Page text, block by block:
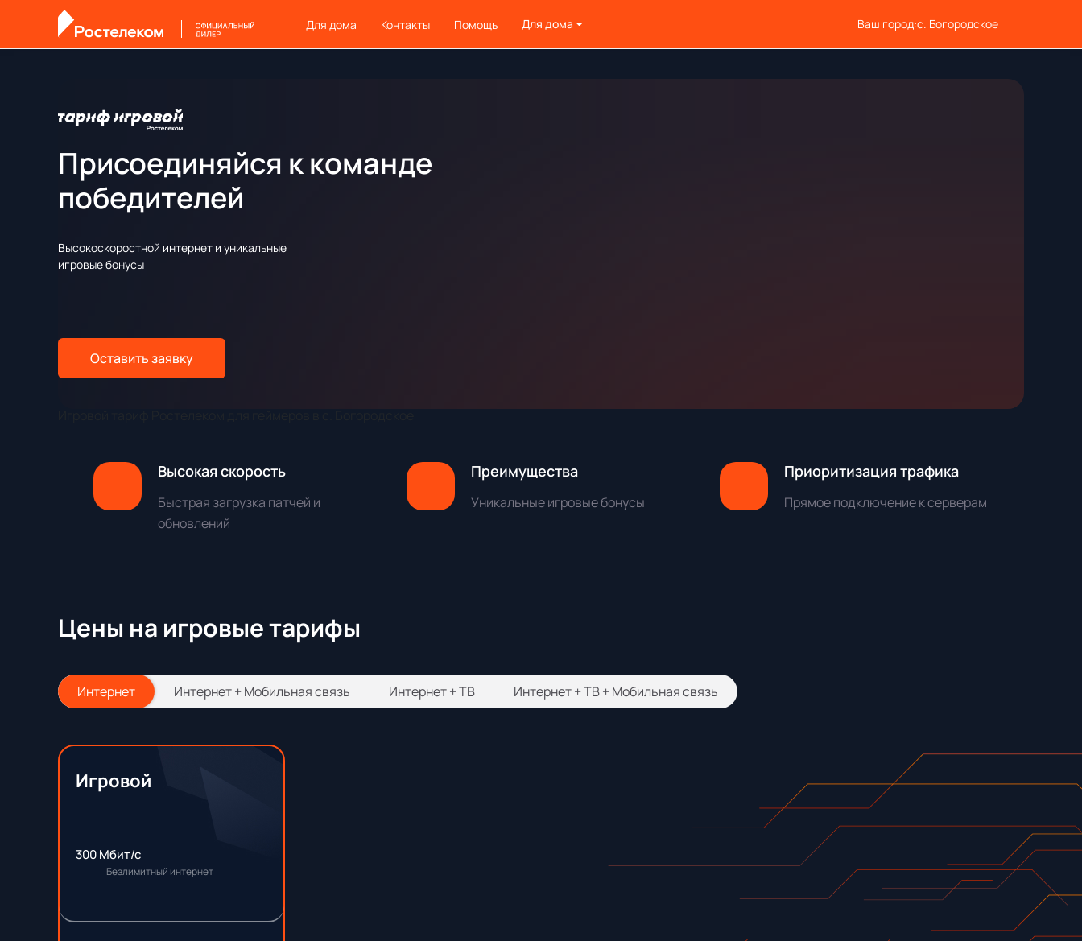
Для дома Контакты Помощь Для дома Ваш город:с. Богородское
Присоединяйся к команде
победителей
Высокоскоростной интернет и уникальные
игровые бонусы
Оставить заявку
Высокая скорость
Быстрая загрузка патчей и
обновлений
Преимущества
Уникальные игровые бонусы
Приоритизация трафика
Прямое подключение к серверам
Цены на игровые тарифы
Интернет Интернет + Мобильная связь Интернет + ТВ Интернет + ТВ + Мобильная связь
Игровой
300 Мбит/с
Безлимитный интернет